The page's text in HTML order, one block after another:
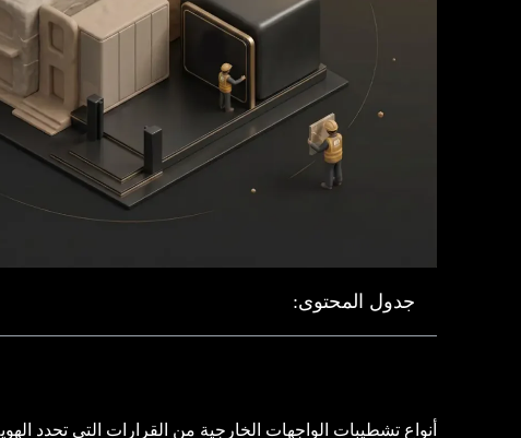
جدول المحتوى:
أنواع تشطيبات الواجهات الخارجية من القرارات التي تحدد